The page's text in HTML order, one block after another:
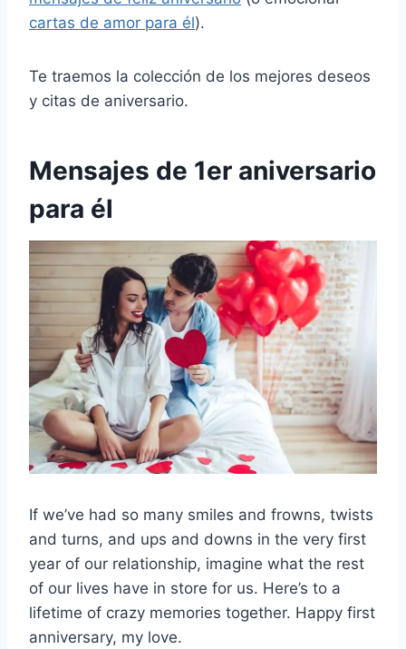
cartas de amor para él).
Te traemos la colección de los mejores deseos
y citas de aniversario.
Mensajes de 1er aniversario
para él
If we’ve had so many smiles and frowns, twists
and turns, and ups and downs in the very first
year of our relationship, imagine what the rest
of our lives have in store for us. Here’s to a
lifetime of crazy memories together. Happy first
anniversary, my love.